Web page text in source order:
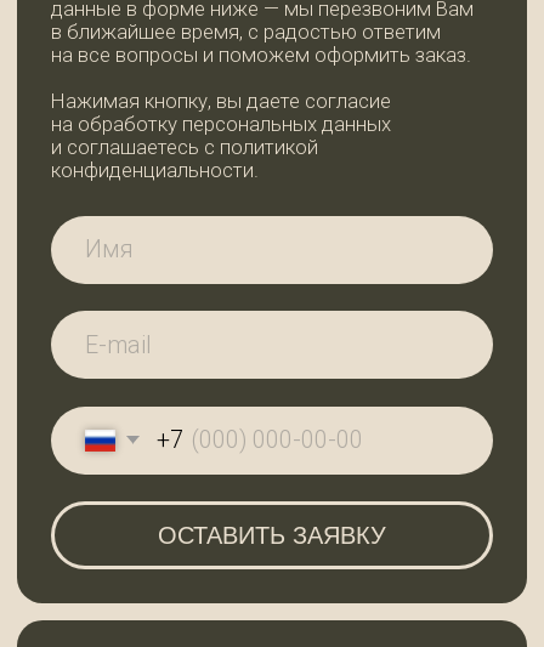
ГЛАВНАЯ
КАТАЛОГ
КОНТАКТЫ
Ленинградская область,
ул. Заводская, д. 7
По будням с 9:00 до 18:00
Субота с 10:00 до 18:00, воскресенье —
АДРЕС И РЕЖИМ РАБОТЫ
99dosok@mail.ru
+7 (921) 185-44-99
ИП Пермякова Татьяна Ивановна
ИНН 780202344935